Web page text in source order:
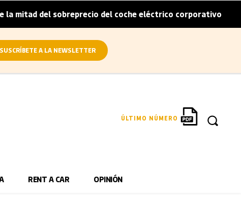
sobreprecio del coche eléctrico corporativo | Arval
SUSCRÍBETE A LA NEWSLETTER
ÚLTIMO NÚMERO
RENT A CAR OPINIÓN